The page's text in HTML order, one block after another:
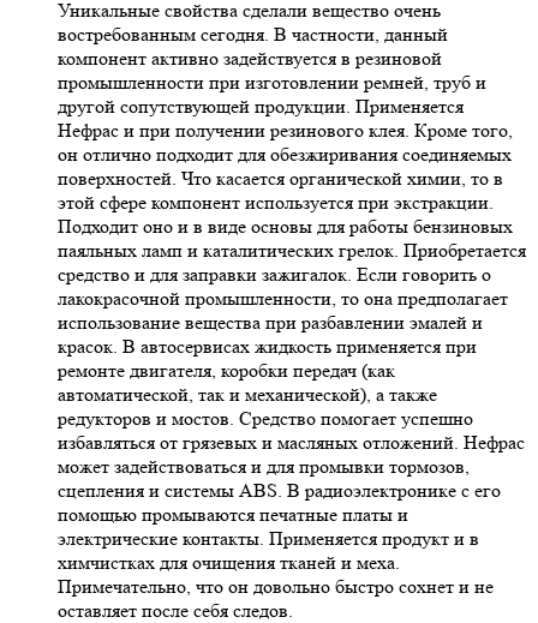
Уникальные свойства сделали вещество очень
востребованным сегодня. В частности, данный
компонент активно задействуется в резиновой
промышленности при изготовлении ремней, труб и
другой сопутствующей продукции. Применяется
Нефрас и при получении резинового клея. Кроме того,
он отлично подходит для обезжиривания соединяемых
поверхностей. Что касается органической химии, то в
этой сфере компонент используется при экстракции.
Подходит оно и в виде основы для работы бензиновых
паяльных ламп и каталитических грелок. Приобретается
средство и для заправки зажигалок. Если говорить о
лакокрасочной промышленности, то она предполагает
использование вещества при разбавлении эмалей и
красок. В автосервисах жидкость применяется при
ремонте двигателя, коробки передач (как
автоматической, так и механической), а также
редукторов и мостов. Средство помогает успешно
избавляться от грязевых и масляных отложений. Нефрас
может задействоваться и для промывки тормозов,
сцепления и системы ABS. В радиоэлектронике с его
помощью промываются печатные платы и
электрические контакты. Применяется продукт и в
химчистках для очищения тканей и меха.
Примечательно, что он довольно быстро сохнет и не
оставляет после себя следов.